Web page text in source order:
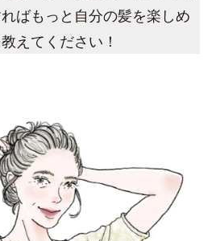
ばもっと自分の髪を楽しめ
えてください！